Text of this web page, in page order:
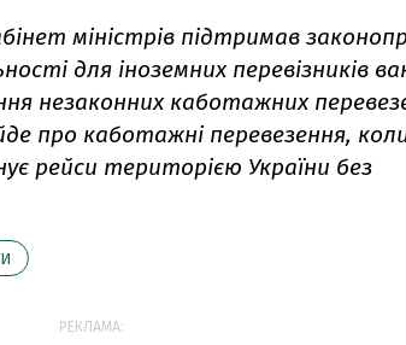
міністрів підтримав
для іноземних перевізників
незаконних каботажних
про каботажні перевезення,
рейси територією України без
РЕКЛАМА: